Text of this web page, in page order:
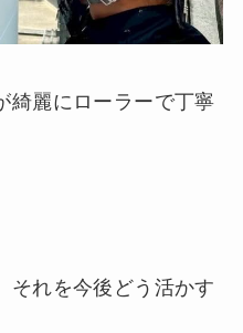
綺麗にローラーで丁寧
それを今後どう活かす